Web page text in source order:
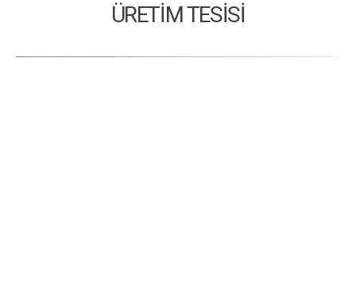
ÜRETİM TESİSİ